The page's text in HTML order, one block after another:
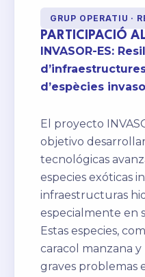
GRUP OPERATIU ·
PARTICIPACIÓ
INVASOR-ES:
d’espècies
El proyecto
objetivo
tecnológicas
especies exóticas
infraestructuras
especialmente en
Estas especies,
caracol manzana
graves problemas